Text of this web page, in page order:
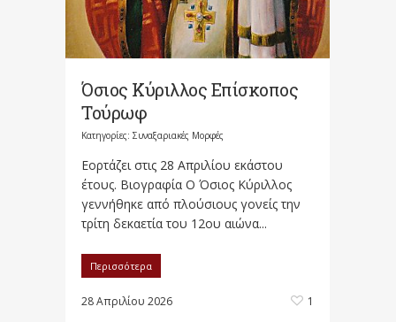
Όσιος Κύριλλος Επίσκοπος
Τούρωφ
Κατηγορίες: Συναξαριακές Μορφές
Εορτάζει στις 28 Απριλίου εκάστου
έτους. Βιογραφία Ο Όσιος Κύριλλος
γεννήθηκε από πλούσιους γονείς την
τρίτη δεκαετία του 12ου αιώνα...
Περισσότερα
28 Απριλίου 2026 1